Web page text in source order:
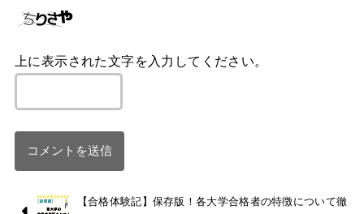
上に表示された文字を入力してください。
【合格体験記】保存版！各大学合格者の特徴について徹